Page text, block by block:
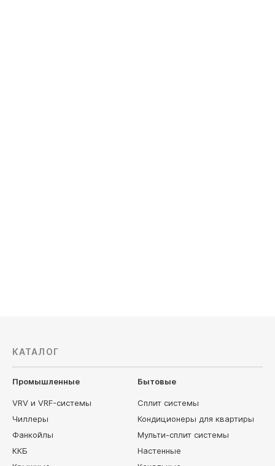
КАТАЛОГ
Промышленные
VRV и VRF-системы
Чиллеры
Фанкойлы
ККБ
Бытовые
Сплит системы
Кондиционеры для квартиры
Мульти-сплит системы
Настенные